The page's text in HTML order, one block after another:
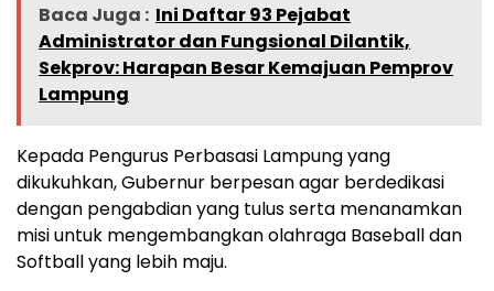
Baca Juga : Ini Daftar 93 Pejabat
Administrator dan Fungsional Dilantik,
Sekprov: Harapan Besar Kemajuan Pemprov
Lampung
Kepada Pengurus Perbasasi Lampung yang
dikukuhkan, Gubernur berpesan agar berdedikasi
dengan pengabdian yang tulus serta menanamkan
misi untuk mengembangkan olahraga Baseball dan
Softball yang lebih maju.